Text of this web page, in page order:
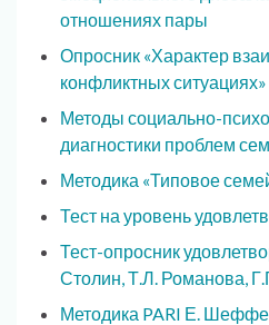
отношениях пары
Опросник «Характер
конфликтных ситуациях»
Методы социально-
диагностики проблем
Методика «Типовое
Тест на уровень
Тест-опросник
Столин, Т.Л. Романова,
Методика PARI Е.